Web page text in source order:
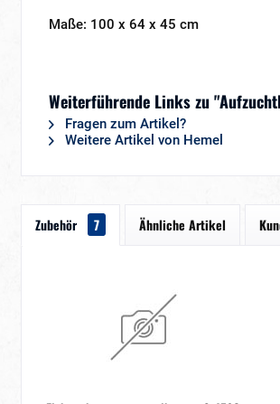
Maße: 100 x 64 x 45 cm
Weiterführende Links zu
Fragen zum Artikel?
Weitere Artikel von Hemel
Zubehör 7 Ähnliche Artikel